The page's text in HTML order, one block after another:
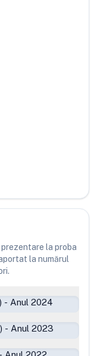
prezentare la proba
la numărul
- Anul 2024
- Anul 2023